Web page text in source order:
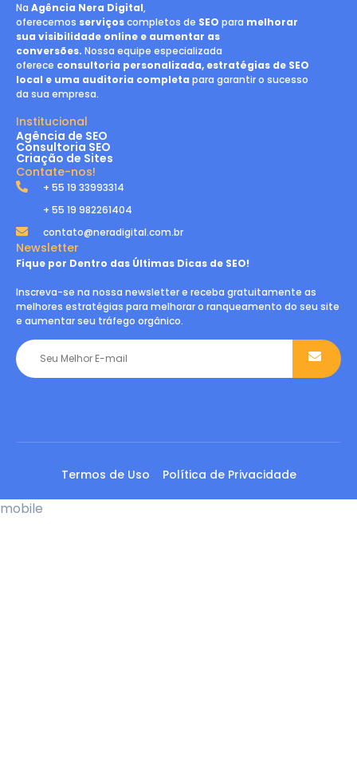
Na Agência Nera Digital,
oferecemos serviçoscompletos de SEO para melhorar
sua visibilidade online e aumentar as
conversões. Nossa equipe especializada
oferece consultoria personalizada, estratégias de SEO
local e uma auditoria completa para garantir o sucesso
da sua empresa.
Institucional
Agência de SEO
Consultoria SEO
Criação de Sites
Contate-nos!
+ 55 19 33993314
+ 55 19 982261404
contato@neradigital.com.br
Newsletter
Fique por Dentro das Últimas Dicas de SEO!
Inscreva-se na nossa newsletter e receba gratuitamente as
melhores estratégias para melhorar o ranqueamento do seu site
e aumentar seu tráfego orgânico.
Termos de Uso Política de Privacidade